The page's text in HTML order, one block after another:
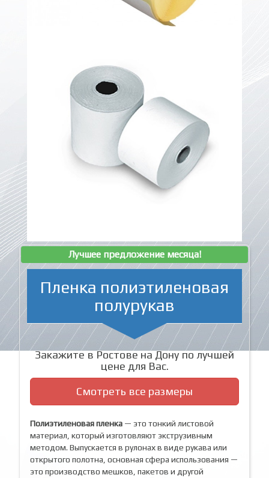
Лучшее предложение месяца!
Пленка полиэтиленовая
полурукав
Закажите в Ростове на Дону по лучшей
цене для Вас.
Смотреть все размеры
Полиэтиленовая пленка — это тонкий листовой
материал, который изготовляют экструзивным
методом. Выпускается в рулонах в виде рукава или
открытого полотна, основная сфера использования —
это производство мешков, пакетов и другой